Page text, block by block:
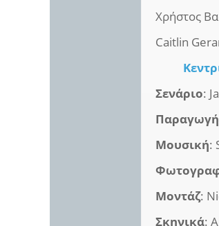
Χρήστος
Caitlin
Σενάριο:
Παραγωγή
Μουσική:
Μοντάζ:
Σκηνικά: